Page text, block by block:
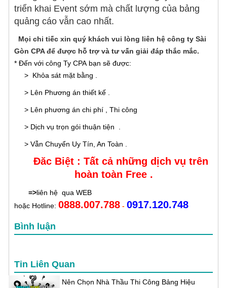
triển khai Event sớm mà chất lượng của bảng
quảng cáo vẫn cao nhất.
Mọi chi tiếc xin quý khách vui lòng liên hệ công ty Sài
Gòn CPA để được hỗ trợ và tư vấn giải đáp thắc mắc.
* Đến với công Ty CPA bạn sẽ được:
> Khỏa sát mặt bằng .
> Lên Phương án thiết kế .
> Lên phương án chi phí , Thi công
> Dịch vụ trọn gói thuận tiện .
> Vẫn Chuyển Uy Tín, An Toàn .
Đăc Biệt : Tất cả những dịch vụ trên
hoàn toàn Free .
=>liên hệ qua WEB
hoặc Hotline: 0888.007.788 - 0917.120.748
Bình luận
Tin Liên Quan
Nên Chọn Nhà Thầu Thi Công Bảng Hiệu